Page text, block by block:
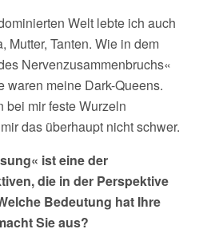
Welt lebte ich auch
Mutter, Tanten. Wie in dem
Nervenzusammenbruchs«
waren meine Dark-Queens.
bei mir feste Wurzeln
das überhaupt nicht schwer.
ist eine der
die in der Perspektive
Bedeutung hat Ihre
Sie aus?